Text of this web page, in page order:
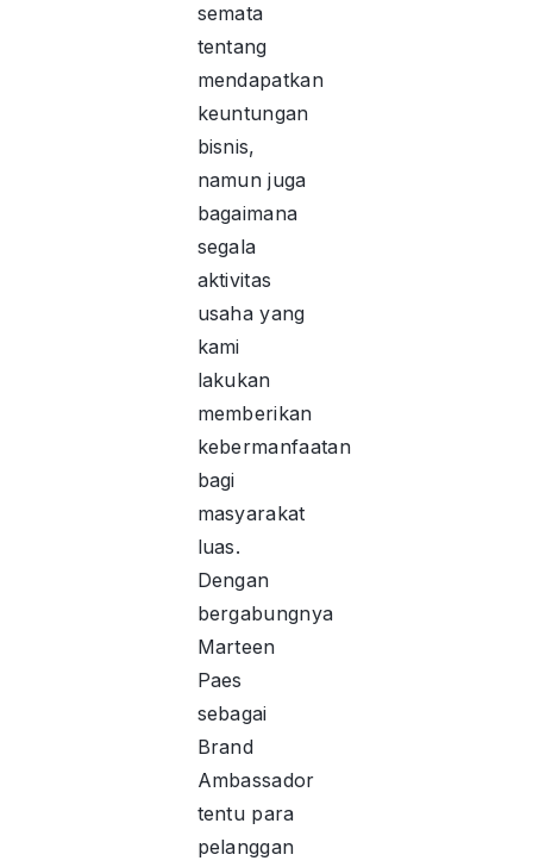
semata
tentang
mendapatkan
keuntungan
bisnis,
namun juga
bagaimana
segala
aktivitas
usaha yang
kami
lakukan
memberikan
kebermanfaatan
bagi
masyarakat
luas.
Dengan
bergabungnya
Marteen
Paes
sebagai
Brand
Ambassador
tentu para
pelanggan